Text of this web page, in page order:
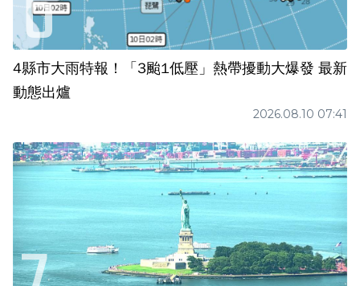
4縣市大雨特報！「3颱1低壓」熱帶擾動大爆發 最新
動態出爐
2026.08.10 07:41